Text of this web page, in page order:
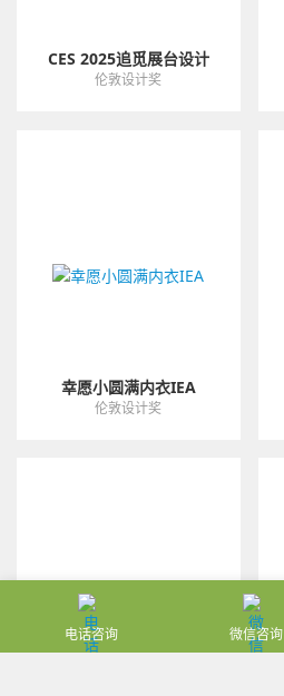
CES 2025追觅展台设计
伦敦设计奖
幸愿小圆满内衣IEA
伦敦设计奖
电话咨询 微信咨询